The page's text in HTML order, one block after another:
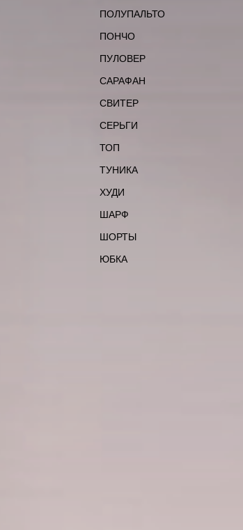
ПОЛУПАЛЬТО
ПОНЧО
ПУЛОВЕР
САРАФАН
СВИТЕР
СЕРЬГИ
ТОП
ТУНИКА
ХУДИ
ШАРФ
ШОРТЫ
ЮБКА